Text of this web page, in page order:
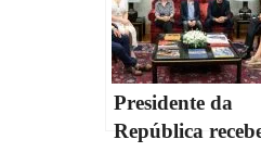
Presidente da
República